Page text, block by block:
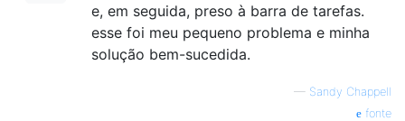
e, em seguida, preso à barra de tarefas.
esse foi meu pequeno problema e minha
solução bem-sucedida.
— Sandy Chappell
fonte